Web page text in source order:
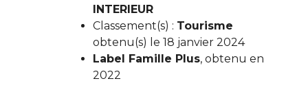
INTERIEUR
Classement(s) : Tourisme
obtenu(s) le 18 janvier 2024
Label Famille Plus, obtenu en
2022